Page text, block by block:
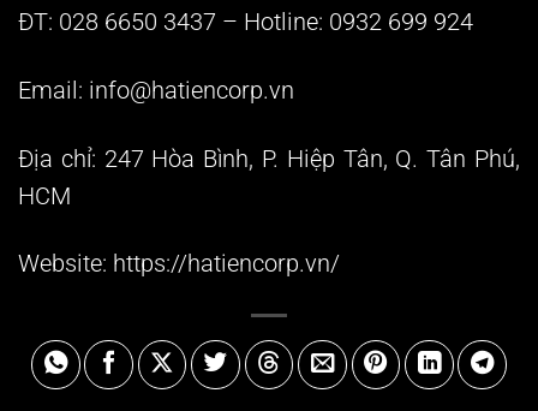
ĐT: 028 6650 3437 – Hotline: 0932 699 924
Email: info@hatiencorp.vn
Địa chỉ: 247 Hòa Bình, P. Hiệp Tân, Q. Tân Phú,
HCM
Website: https://hatiencorp.vn/